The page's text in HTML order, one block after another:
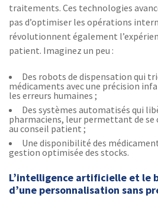
traitements. Ces technologies
pas d’optimiser les opérations
révolutionnent également
patient. Imaginez un peu :
Des robots de dispensation qui
médicaments avec une précision
les erreurs humaines ;
Des systèmes automatisés qui
pharmaciens, leur permettant de
au conseil patient ;
Une disponibilité des
gestion optimisée des stocks.
L’intelligence artificielle et le
d’une personnalisation sans